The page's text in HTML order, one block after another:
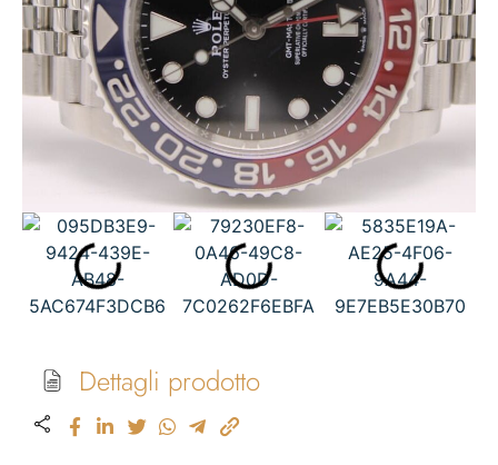
Dettagli prodotto